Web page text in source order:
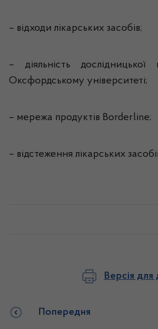
– відходи лікарських засобів;
– діяльність
Оксфордському університеті;
– мережа продуктів Borderline;
– відстеження лікарських
Версія
Попередня